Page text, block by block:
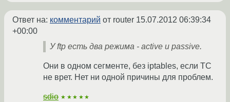
Ответ на: комментарий от router 15.07.2012 06:39:34
+00:00
У ftp есть два режима - active и passive.
Они в одном сегменте, без iptables, если ТС
не врет. Нет ни одной причины для проблем.
sdio ★★★★★